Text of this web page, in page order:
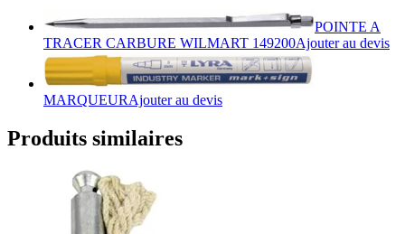
POINTE A
TRACER CARBURE WILMART 149200Ajouter au devis
MARQUEURAjouter au devis
Produits similaires